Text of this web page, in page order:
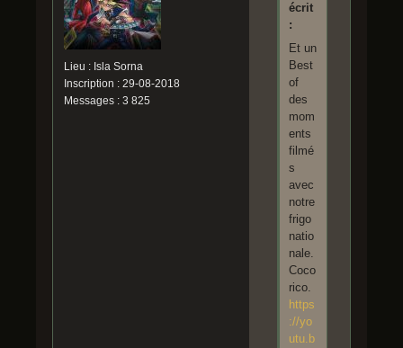
Lieu : Isla Sorna
Inscription : 29-08-2018
Messages : 3 825
écrit
:
Et un
Best
of
des
mom
ents
filmé
s
avec
notre
frigo
natio
nale.
Coco
rico.
https
://yo
utu.b